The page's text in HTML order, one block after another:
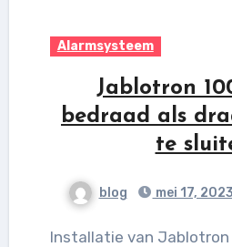
Alarmsysteem
Jablotron
bedraad als
te
blog mei 17, 2023
Installatie van Jablotron 100 De Jablotron